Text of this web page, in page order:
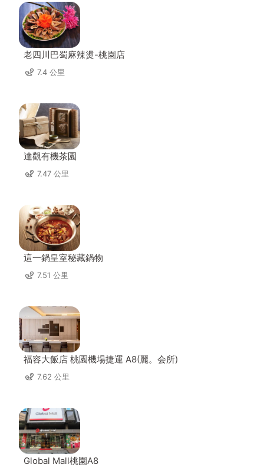
老四川巴蜀麻辣燙-桃園店
7.4 公里
達觀有機茶園
7.47 公里
這一鍋皇室秘藏鍋物
7.51 公里
福容大飯店 桃園機場捷運 A8(麗。会所)
7.62 公里
Global Mall桃園A8